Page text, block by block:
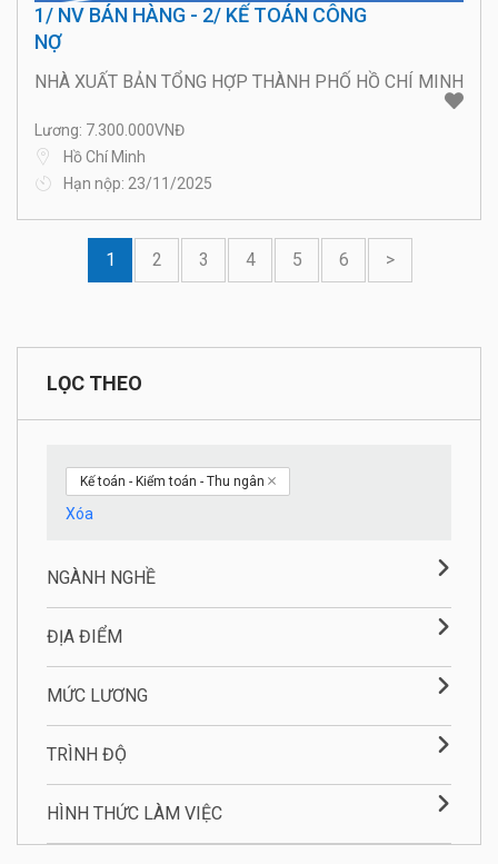
1/ NV BÁN HÀNG - 2/ KẾ TOÁN CÔNG
NỢ
NHÀ XUẤT BẢN TỔNG HỢP THÀNH PHỐ HỒ CHÍ MINH
Lương: 7.300.000VNĐ
Hồ Chí Minh
Hạn nộp: 23/11/2025
1 2 3 4 5 6 >
LỌC THEO
Kế toán - Kiểm toán - Thu ngân
Xóa
NGÀNH NGHỀ
ĐỊA ĐIỂM
MỨC LƯƠNG
TRÌNH ĐỘ
HÌNH THỨC LÀM VIỆC